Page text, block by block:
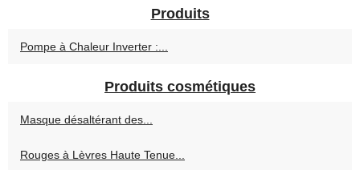
Produits
Pompe à Chaleur Inverter :...
Produits cosmétiques
Masque désaltérant des...
Rouges à Lèvres Haute Tenue...